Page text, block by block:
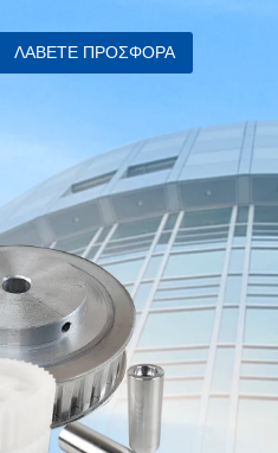
ΛΆΒΕΤΕ ΠΡΟΣΦΟΡΆ